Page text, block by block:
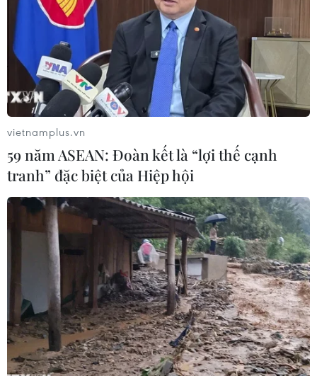
vietnamplus.vn
59 năm ASEAN: Đoàn kết là “lợi thế cạnh
tranh” đặc biệt của Hiệp hội